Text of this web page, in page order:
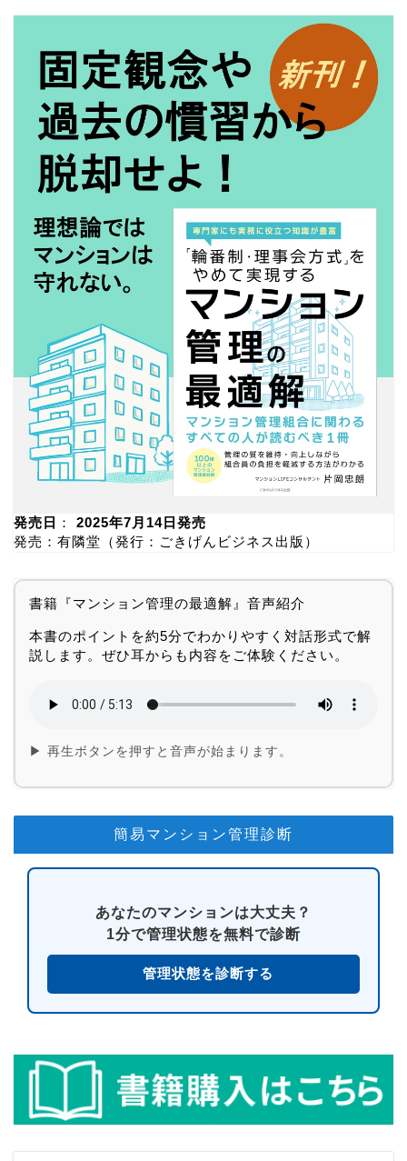
発売日 ： 2025年7月14日発売
発売：有隣堂（発行：ごきげんビジネス出版）
書籍『マンション管理の最適解』音声紹介
本書のポイントを約5分でわかりやすく対話形式で解
説します。ぜひ耳からも内容をご体験ください。
▶ 再生ボタンを押すと音声が始まります。
簡易マンション管理診断
あなたのマンションは大丈夫？
1分で管理状態を無料で診断
管理状態を診断する